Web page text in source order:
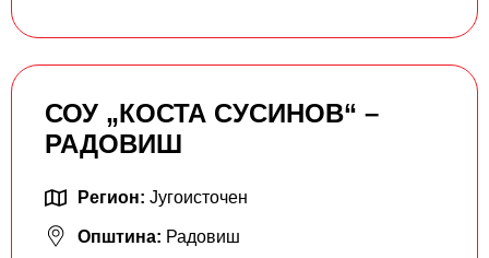
СОУ „КОСТА СУСИНОВ“ –
РАДОВИШ
Регион: Југоисточен
Општина: Радовиш